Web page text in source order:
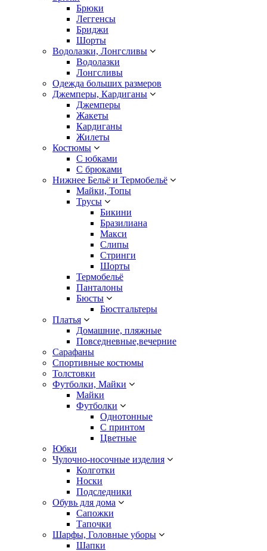
Брюки
Леггенсы
Бриджи
Шорты
Водолазки, Лонгсливы
Водолазки
Лонгсливы
Одежда больших размеров
Джемперы, Кардиганы
Джемперы
Жакеты
Кардиганы
Жилеты
Костюмы
С юбками
С брюками
Нижнее Бельё и Термобельё
Майки, Топы
Трусы
Бикини
Бразилиана
Макси
Слипы
Стринги
Шорты
Термобельё
Панталоны
Бюсты
Бюстгальтеры
Платья
Домашние, пляжные
Повседневные,вечерние
Сарафаны
Спортивные костюмы
Толстовки
Футболки, Майки
Майки
Футболки
Однотонные
С принтом
Цветные
Юбки
Чулочно-носочные изделия
Колготки
Носки
Подследники
Обувь для дома
Сапожки
Тапочки
Шарфы, Головные уборы
Шапки